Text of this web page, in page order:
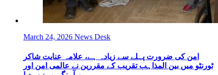
March 24, 2026 News Desk
امن کی ضرورت پہلے سے زیادہ ہے، علامہ عنایت شاکر
ٹورنٹو میں بین المذاہب تقریب کے مقررین نے عالمی امن اور